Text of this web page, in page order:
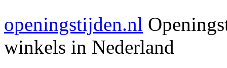
openingstijden.nl
winkels in Nederland